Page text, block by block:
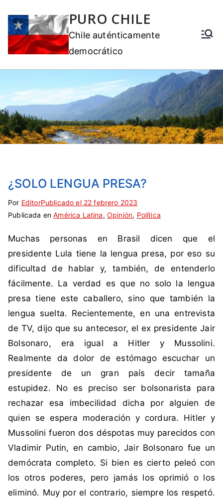
PURO CHILE
Chile auténticamente
democrático
¿SOLO LENGUA PRESA?
Por EditorPublicado el 22 febrero 2023
Publicada enAmérica Latina, Opinión, Política
E
t
q
u
e
d
a
c
o
B
o
l
s
a
r
o
,
S
i
c
o
m
t
a
r
i
Muchas personas en Brasil dicen que el
presidente Lula tiene la lengua presa, por eso su
dificultad de hablar y, también, de entenderlo
fácilmente. La verdad es que no solo la lengua
presa tiene este caballero, sino que también la
lengua suelta. Recientemente, en una entrevista
de TV, dijo que su antecesor, el ex presidente Jair
Bolsonaro, era igual a Hitler y Mussolini.
Realmente da dolor de estómago escuchar un
presidente de un gran país decir tamaña
estupidez. No es preciso ser bolsonarista para
rechazar esa imbecilidad dicha por alguien de
quien se espera moderación y cordura. Hitler y
Mussolini fueron dos déspotas muy parecidos con
Vladimir Putin, en cambio, Jair Bolsonaro fue un
demócrata completo. Si bien es cierto peleó con
los otros poderes, pero jamás los oprimió o los
eliminó. Muy por el contrario, siempre los respetó.